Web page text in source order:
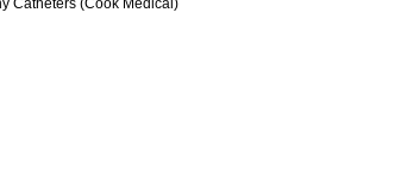
Catheters (Cook Medical)